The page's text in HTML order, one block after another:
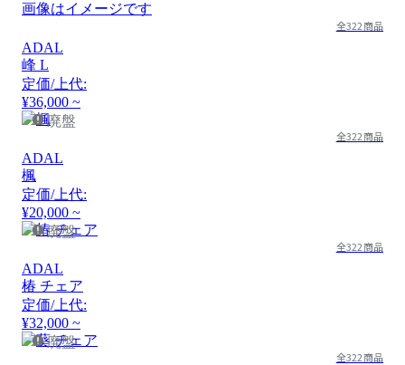
画像はイメージです
全322商品
ADAL
峰 L
定価/上代:
¥36,000 ~
廃盤
全322商品
ADAL
楓
定価/上代:
¥20,000 ~
廃盤
全322商品
ADAL
椿 チェア
定価/上代:
¥32,000 ~
廃盤
全322商品